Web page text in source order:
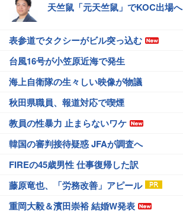
天竺鼠「元天竺鼠」でKOC出場へ
表参道でタクシーがビル突っ込む
台風16号が小笠原近海で発生
海上自衛隊の生々しい映像が物議
秋田県職員、報道対応で喫煙
教員の性暴力 止まらないワケ
韓国の審判接待疑惑 JFAが調査へ
FIREの45歳男性 仕事復帰した訳
藤原竜也、「労務改善」アピール
重岡大毅＆濱田崇裕 結婚W発表